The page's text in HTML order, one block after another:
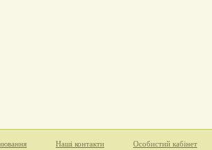
Наші контакти Особистий кабінет